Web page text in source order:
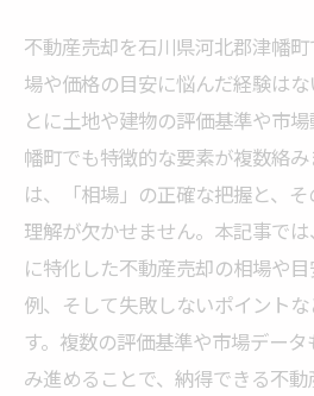
不動産売却を石川県河北郡津幡
場や価格の目安に悩んだ経験は
とに土地や建物の評価基準や市
幡町でも特徴的な要素が複数絡
は、「相場」の正確な把握と、
理解が欠かせません。本記事で
に特化した不動産売却の相場や
例、そして失敗しないポイント
す。複数の評価基準や市場デー
み進めることで、納得できる不